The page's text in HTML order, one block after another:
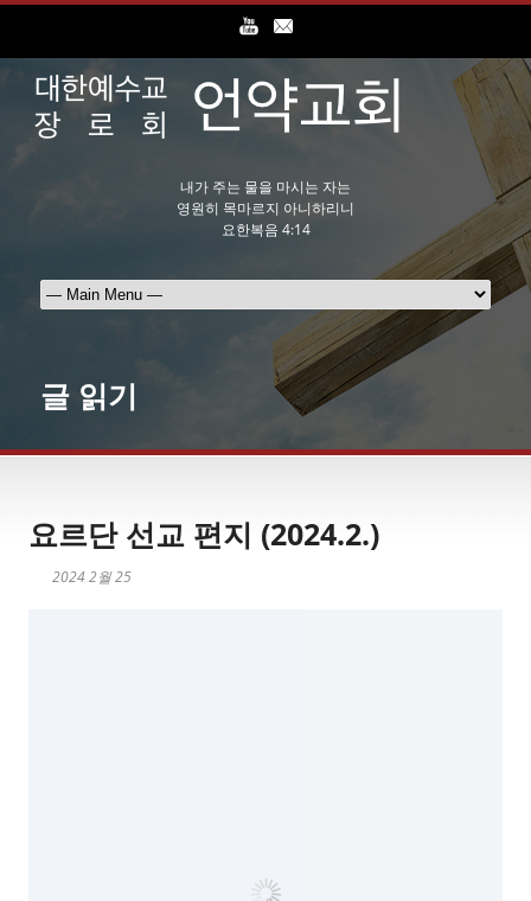
내가 주는 물을 마시는 자는
영원히 목마르지 아니하리니
요한복음 4:14
글 읽기
요르단 선교 편지 (2024.2.)
2024 2월 25